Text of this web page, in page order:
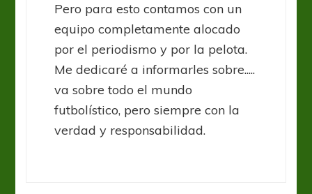
Pero para esto contamos con un
equipo completamente alocado
por el periodismo y por la pelota.
Me dedicaré a informarles sobre.....
va sobre todo el mundo
futbolístico, pero siempre con la
verdad y responsabilidad.